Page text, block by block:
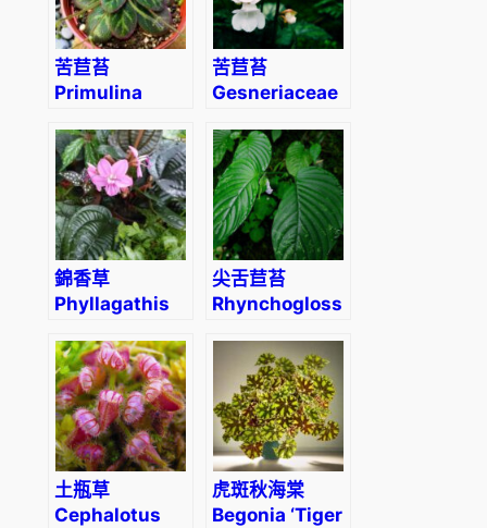
苦苣苔
Primulina
W. H. Wu & Q.
Zhang
苦苣苔
Gesneriaceae
錦香草
Phyllagathis
尖舌苣苔
Rhynchoglossum
土瓶草
Cephalotus
虎斑秋海棠
Begonia ‘Tiger